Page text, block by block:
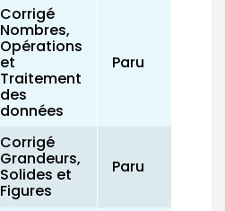
Corrigé
Nombres,
Opérations
et
Traitement
des
données
Paru
Corrigé
Grandeurs,
Solides et
Figures
Paru